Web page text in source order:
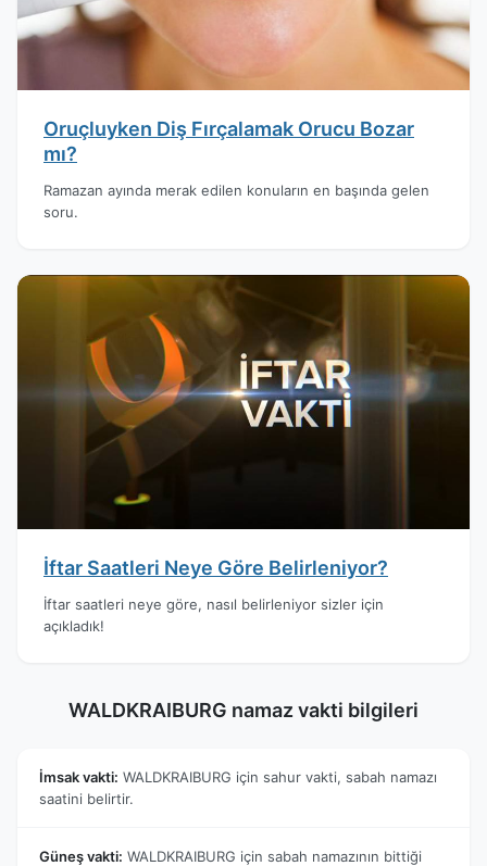
Oruçluyken Diş Fırçalamak Orucu Bozar
mı?
Ramazan ayında merak edilen konuların en başında gelen
soru.
İftar Saatleri Neye Göre Belirleniyor?
İftar saatleri neye göre, nasıl belirleniyor sizler için
açıkladık!
WALDKRAIBURG namaz vakti bilgileri
İmsak vakti: WALDKRAIBURG için sahur vakti, sabah namazı
saatini belirtir.
Güneş vakti: WALDKRAIBURG için sabah namazının bittiği